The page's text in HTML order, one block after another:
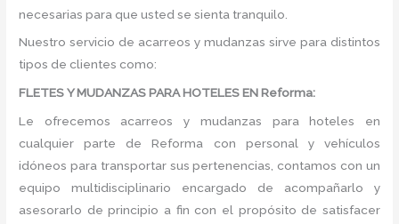
necesarias para que usted se sienta tranquilo.
Nuestro servicio de acarreos y mudanzas sirve para distintos
tipos de clientes como:
FLETES Y MUDANZAS PARA HOTELES EN Reforma:
Le ofrecemos acarreos y mudanzas para hoteles en
cualquier parte de Reforma con personal y vehículos
idóneos para transportar sus pertenencias, contamos con un
equipo multidisciplinario encargado de acompañarlo y
asesorarlo de principio a fin con el propósito de satisfacer